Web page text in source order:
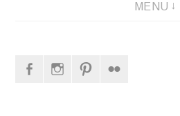
MENU
FacebookInstagram